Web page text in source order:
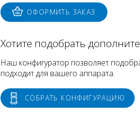
ОФОРМИТЬ ЗАКАЗ
Хотите подобрать
Наш конфигуратор позволяет
подходит для вашего аппарата.
СОБРАТЬ КОНФИГУРАЦИЮ